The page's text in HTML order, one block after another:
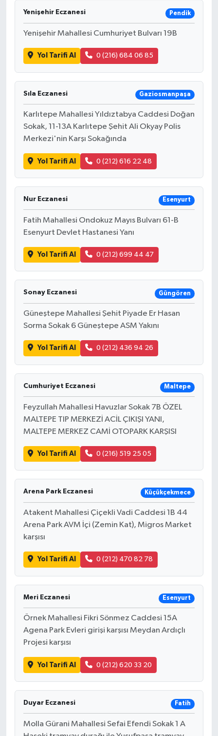
Yenişehir Eczanesi Pendik
Yenişehir Mahallesi Cumhuriyet Bulvarı 19B
Yol Tarifi Al 0 (216) 684 06 85
Sıla Eczanesi Gaziosmanpaşa
Karlıtepe Mahallesi Yıldıztabya Caddesi Doğan
Sokak, 11-13A Karlıtepe Şehit Ali Okyay Polis
Merkezi'nin Karşı Sokağında
Yol Tarifi Al 0 (212) 616 22 48
Nur Eczanesi Esenyurt
Fatih Mahallesi Ondokuz Mayıs Bulvarı 61-B
Esenyurt Devlet Hastanesi Yanı
Yol Tarifi Al 0 (212) 699 44 47
Sonay Eczanesi Güngören
Güneştepe Mahallesi Şehit Piyade Er Hasan
Sorma Sokak 6 Güneştepe ASM Yakını
Yol Tarifi Al 0 (212) 436 94 26
Cumhuriyet Eczanesi Maltepe
Feyzullah Mahallesi Havuzlar Sokak 7B ÖZEL
MALTEPE TIP MERKEZİ ACİL ÇIKIŞI YANI,
MALTEPE MERKEZ CAMİ OTOPARK KARŞISI
Yol Tarifi Al 0 (216) 519 25 05
Arena Park Eczanesi Küçükçekmece
Atakent Mahallesi Çiçekli Vadi Caddesi 1B 44
Arena Park AVM İçi (Zemin Kat), Migros Market
karşısı
Yol Tarifi Al 0 (212) 470 82 78
Meri Eczanesi Esenyurt
Örnek Mahallesi Fikri Sönmez Caddesi 15A
Agena Park Evleri girişi karşısı Meydan Ardıçlı
Projesi karşısı
Yol Tarifi Al 0 (212) 620 33 20
Duyar Eczanesi Fatih
Molla Gürani Mahallesi Sefai Efendi Sokak 1 A